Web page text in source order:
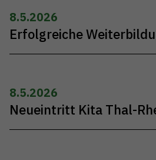
8.5.2026
Erfolgreiche
8.5.2026
Neueintritt Kita Thal-